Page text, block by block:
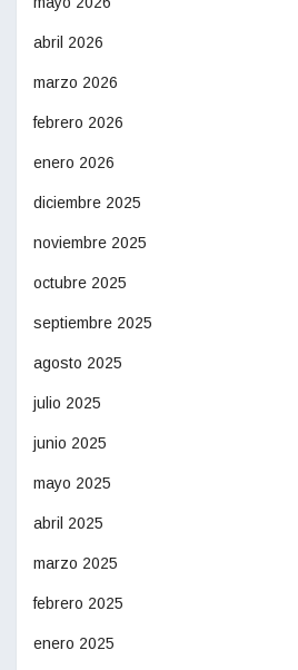
abril 2026
marzo 2026
febrero 2026
enero 2026
diciembre 2025
noviembre 2025
octubre 2025
septiembre 2025
agosto 2025
julio 2025
junio 2025
mayo 2025
abril 2025
marzo 2025
febrero 2025
enero 2025